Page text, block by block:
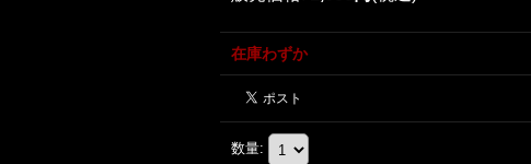
在庫わずか
数量: